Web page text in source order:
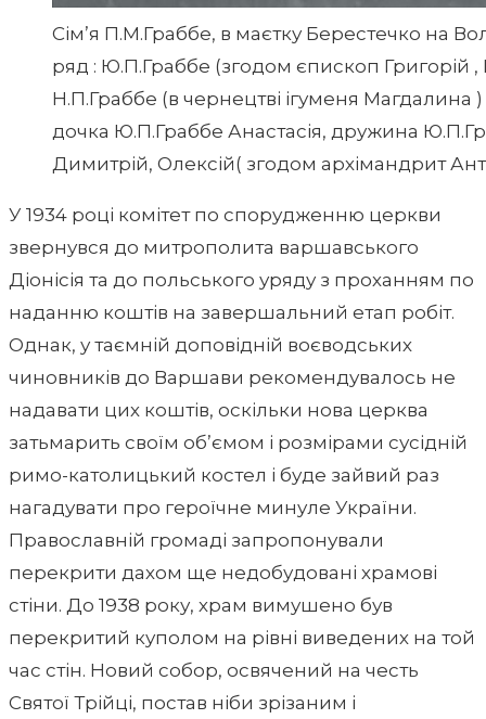
Сім’я П.М.Граббе, в маєтку Берестечко на
ряд : Ю.П.Граббе (згодом єпископ Григорій ,
Н.П.Граббе (в чернецтві ігуменя
дочка Ю.П.Граббе Анастасія, дружина
Димитрій, Олексій( згодом архімандрит
У 1934 році комітет по спорудженню церкви
звернувся до митрополита варшавського
Діонісія та до польського уряду з проханням по
наданню коштів на завершальний етап робіт.
Однак, у таємній доповідній воєводських
чиновників до Варшави рекомендувалось не
надавати цих коштів, оскільки нова церква
затьмарить своїм об’ємом і розмірами сусідній
римо-католицький костел і буде зайвий раз
нагадувати про героїчне минуле України.
Православній громаді запропонували
перекрити дахом ще недобудовані храмові
стіни. До 1938 року, храм вимушено був
перекритий куполом на рівні виведених на той
час стін. Новий собор, освячений на честь
Святої Трійці, постав ніби зрізаним і